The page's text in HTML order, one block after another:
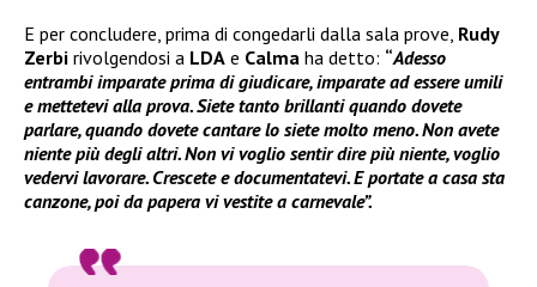
E per concludere, prima di congedarli dalla sala prove, Rudy
Zerbi rivolgendosi a LDA e Calma ha detto: “Adesso
entrambi imparate prima di giudicare, imparate ad essere umili
e mettetevi alla prova. Siete tanto brillanti quando dovete
parlare, quando dovete cantare lo siete molto meno. Non avete
niente più degli altri. Non vi voglio sentir dire più niente, voglio
vedervi lavorare. Crescete e documentatevi. E portate a casa sta
canzone, poi da papera vi vestite a carnevale”.